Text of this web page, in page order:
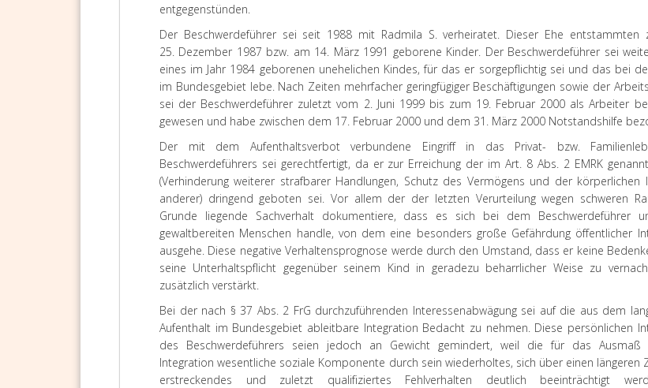
entgegenstünden.
Der Beschwerdeführer sei seit 1988 mit Radmila S. verheiratet. Dieser Ehe entstammten
25. Dezember 1987 bzw. am 14. März 1991 geborene Kinder. Der Beschwerdeführer sei
eines im Jahr 1984 geborenen unehelichen Kindes, für das er sorgepflichtig sei und das bei
im Bundesgebiet lebe. Nach Zeiten mehrfacher geringfügiger Beschäftigungen sowie der
sei der Beschwerdeführer zuletzt vom 2. Juni 1999 bis zum 19. Februar 2000 als Arbeiter
gewesen und habe zwischen dem 17. Februar 2000 und dem 31. März 2000 Notstandshilfe
Der mit dem Aufenthaltsverbot verbundene Eingriff in das Privat- bzw.
Beschwerdeführers sei gerechtfertigt, da er zur Erreichung der im Art. 8 Abs. 2 EMRK
(Verhinderung weiterer strafbarer Handlungen, Schutz des Vermögens und der körperlichen
anderer) dringend geboten sei. Vor allem der der letzten Verurteilung wegen schweren
Grunde liegende Sachverhalt dokumentiere, dass es sich bei dem Beschwerdeführer
gewaltbereiten Menschen handle, von dem eine besonders große Gefährdung öffentlicher
ausgehe. Diese negative Verhaltensprognose werde durch den Umstand, dass er keine
seine Unterhaltspflicht gegenüber seinem Kind in geradezu beharrlicher Weise zu
zusätzlich verstärkt.
Bei der nach § 37 Abs. 2 FrG durchzuführenden Interessenabwägung sei auf die aus dem
Aufenthalt im Bundesgebiet ableitbare Integration Bedacht zu nehmen. Diese persönlichen
des Beschwerdeführers seien jedoch an Gewicht gemindert, weil die für das Ausmaß
Integration wesentliche soziale Komponente durch sein wiederholtes, sich über einen längeren
erstreckendes und zuletzt qualifiziertes Fehlverhalten deutlich beeinträchtigt